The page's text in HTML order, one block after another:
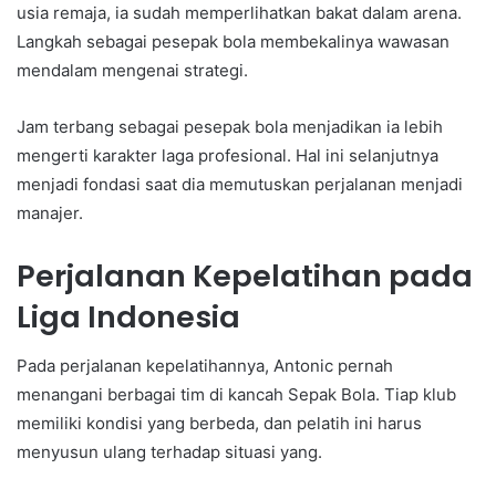
usia remaja, ia sudah memperlihatkan bakat dalam arena.
Langkah sebagai pesepak bola membekalinya wawasan
mendalam mengenai strategi.
Jam terbang sebagai pesepak bola menjadikan ia lebih
mengerti karakter laga profesional. Hal ini selanjutnya
menjadi fondasi saat dia memutuskan perjalanan menjadi
manajer.
Perjalanan Kepelatihan pada
Liga Indonesia
Pada perjalanan kepelatihannya, Antonic pernah
menangani berbagai tim di kancah Sepak Bola. Tiap klub
memiliki kondisi yang berbeda, dan pelatih ini harus
menyusun ulang terhadap situasi yang.